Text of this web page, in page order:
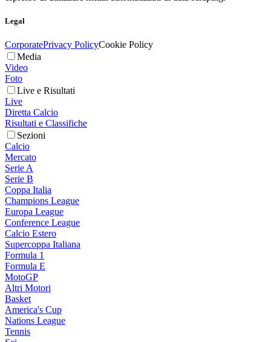
Legal
CorporatePrivacy PolicyCookie Policy
Media
Video
Foto
Live e Risultati
Live
Diretta Calcio
Risultati e Classifiche
Sezioni
Calcio
Mercato
Serie A
Serie B
Coppa Italia
Champions League
Europa League
Conference League
Calcio Estero
Supercoppa Italiana
Formula 1
Formula E
MotoGP
Altri Motori
Basket
America's Cup
Nations League
Tennis